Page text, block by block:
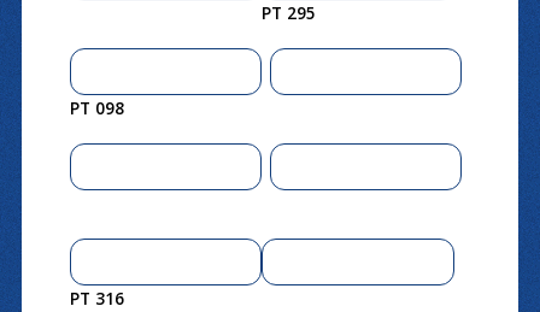
PT 295
PT 098
PT 316